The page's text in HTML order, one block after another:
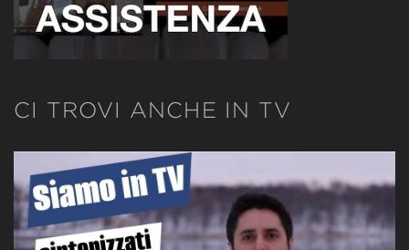
CI TROVI ANCHE IN TV